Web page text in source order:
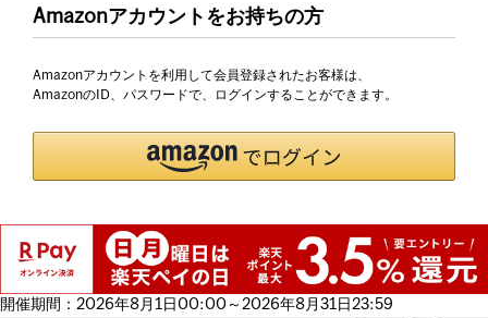
Amazonアカウントをお持ちの方
Amazonアカウントを利用して会員登録されたお客様は、
AmazonのID、パスワードで、ログインすることができます。
開催期間：2026年8月1日00:00～2026年8月31日23:59